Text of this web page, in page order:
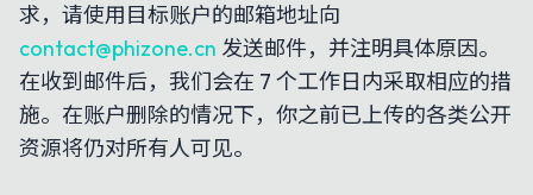
求，请使用目标账户的邮箱地址向
contact@phizone.cn 发送邮件，并注明具体原因。
在收到邮件后，我们会在 7 个工作日内采取相应的措
施。在账户删除的情况下，你之前已上传的各类公开
资源将仍对所有人可见。